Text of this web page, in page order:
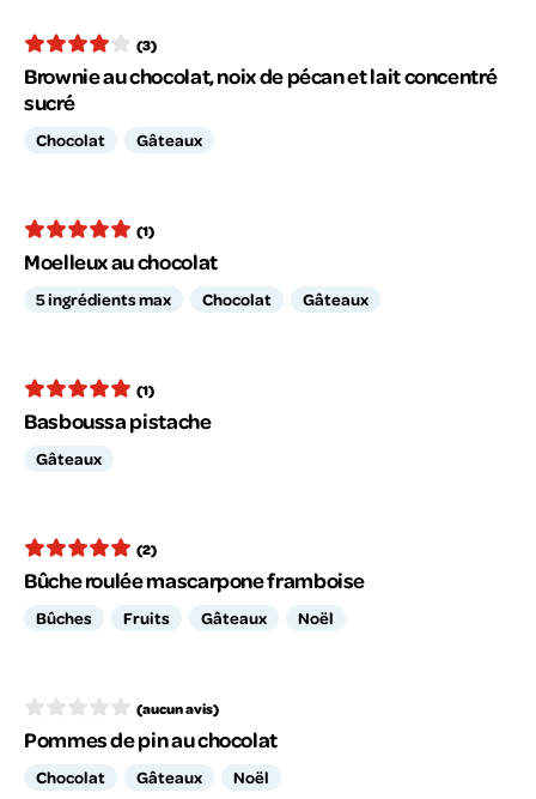
(3)
Brownie au chocolat, noix de pécan et lait concentré
sucré
Chocolat Gâteaux
(1)
Moelleux au chocolat
5 ingrédients max Chocolat Gâteaux
(1)
Basboussa pistache
Gâteaux
(2)
Bûche roulée mascarpone framboise
Bûches Fruits Gâteaux Noël
(aucun avis)
Pommes de pin au chocolat
Chocolat Gâteaux Noël